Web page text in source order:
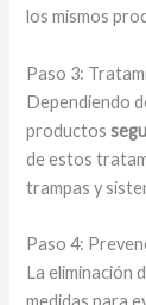
los mismos
Paso 3:
Dependiendo
productos
de estos
trampas y
Paso 4:
La eliminación
medidas para